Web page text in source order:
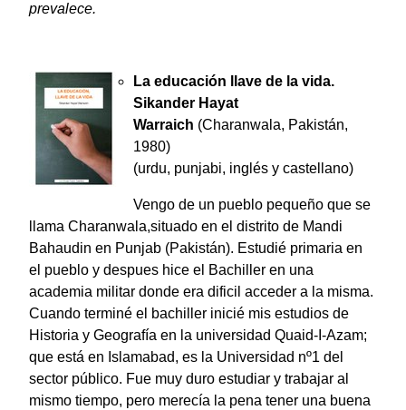
prevalece.
La educación llave de la vida.
Sikander Hayat
Warraich (Charanwala, Pakistán,
1980)
(urdu, punjabi, inglés y castellano)
Vengo de un pueblo pequeño que se
llama Charanwala,situado en el distrito de Mandi
Bahaudin en Punjab (Pakistán). Estudié primaria en
el pueblo y despues hice el Bachiller en una
academia militar donde era dificil acceder a la misma.
Cuando terminé el bachiller inicié mis estudios de
Historia y Geografía en la universidad Quaid-I-Azam;
que está en Islamabad, es la Universidad nº1 del
sector público. Fue muy duro estudiar y trabajar al
mismo tiempo, pero merecía la pena tener una buena